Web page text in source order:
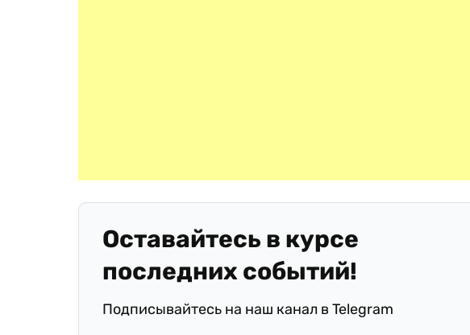
Оставайтесь в курсе
последних событий!
Подписывайтесь на наш канал в Telegram